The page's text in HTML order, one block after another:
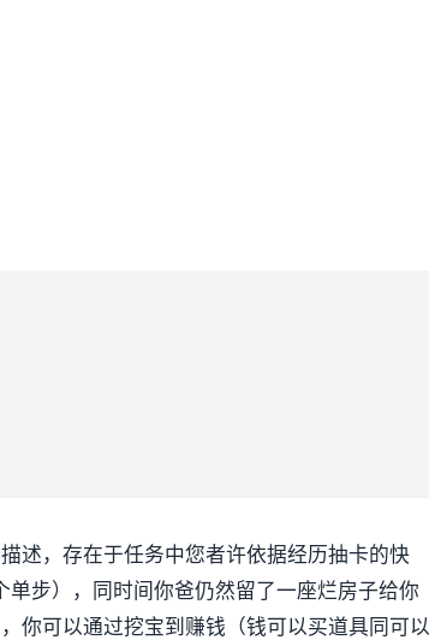
述，存在于任务中您者许依据经历抽卡的快
步），同时间你爸仍然留了一座烂房子给你
你可以通过挖宝到赚钱（钱可以买道具同可以